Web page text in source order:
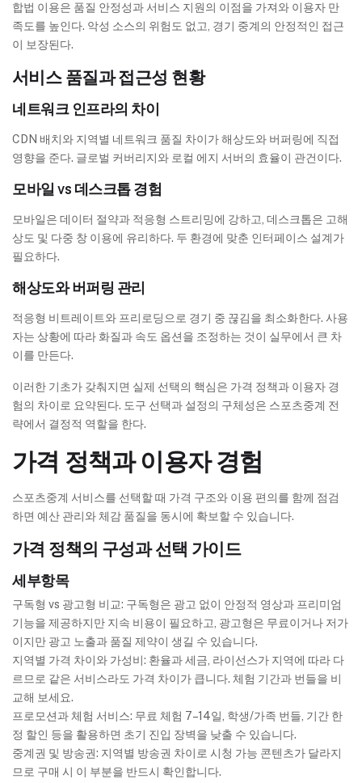
합법 이용은 품질 안정성과 서비스 지원의 이점을 가져와 이용자 만
족도를 높인다. 악성 소스의 위험도 없고, 경기 중계의 안정적인 접근
이 보장된다.
서비스 품질과 접근성 현황
네트워크 인프라의 차이
CDN 배치와 지역별 네트워크 품질 차이가 해상도와 버퍼링에 직접
영향을 준다. 글로벌 커버리지와 로컬 에지 서버의 효율이 관건이다.
모바일 vs 데스크톱 경험
모바일은 데이터 절약과 적응형 스트리밍에 강하고, 데스크톱은 고해
상도 및 다중 창 이용에 유리하다. 두 환경에 맞춘 인터페이스 설계가
필요하다.
해상도와 버퍼링 관리
적응형 비트레이트와 프리로딩으로 경기 중 끊김을 최소화한다. 사용
자는 상황에 따라 화질과 속도 옵션을 조정하는 것이 실무에서 큰 차
이를 만든다.
이러한 기초가 갖춰지면 실제 선택의 핵심은 가격 정책과 이용자 경
험의 차이로 요약된다. 도구 선택과 설정의 구체성은 스포츠중계 전
략에서 결정적 역할을 한다.
가격 정책과 이용자 경험
스포츠중계 서비스를 선택할 때 가격 구조와 이용 편의를 함께 점검
하면 예산 관리와 체감 품질을 동시에 확보할 수 있습니다.
가격 정책의 구성과 선택 가이드
세부항목
구독형 vs 광고형 비교: 구독형은 광고 없이 안정적 영상과 프리미엄
기능을 제공하지만 지속 비용이 필요하고, 광고형은 무료이거나 저가
이지만 광고 노출과 품질 제약이 생길 수 있습니다.
지역별 가격 차이와 가성비: 환율과 세금, 라이선스가 지역에 따라 다
르므로 같은 서비스라도 가격 차이가 큽니다. 체험 기간과 번들을 비
교해 보세요.
프로모션과 체험 서비스: 무료 체험 7–14일, 학생/가족 번들, 기간 한
정 할인 등을 활용하면 초기 진입 장벽을 낮출 수 있습니다.
중계권 및 방송권: 지역별 방송권 차이로 시청 가능 콘텐츠가 달라지
므로 구매 시 이 부분을 반드시 확인합니다.